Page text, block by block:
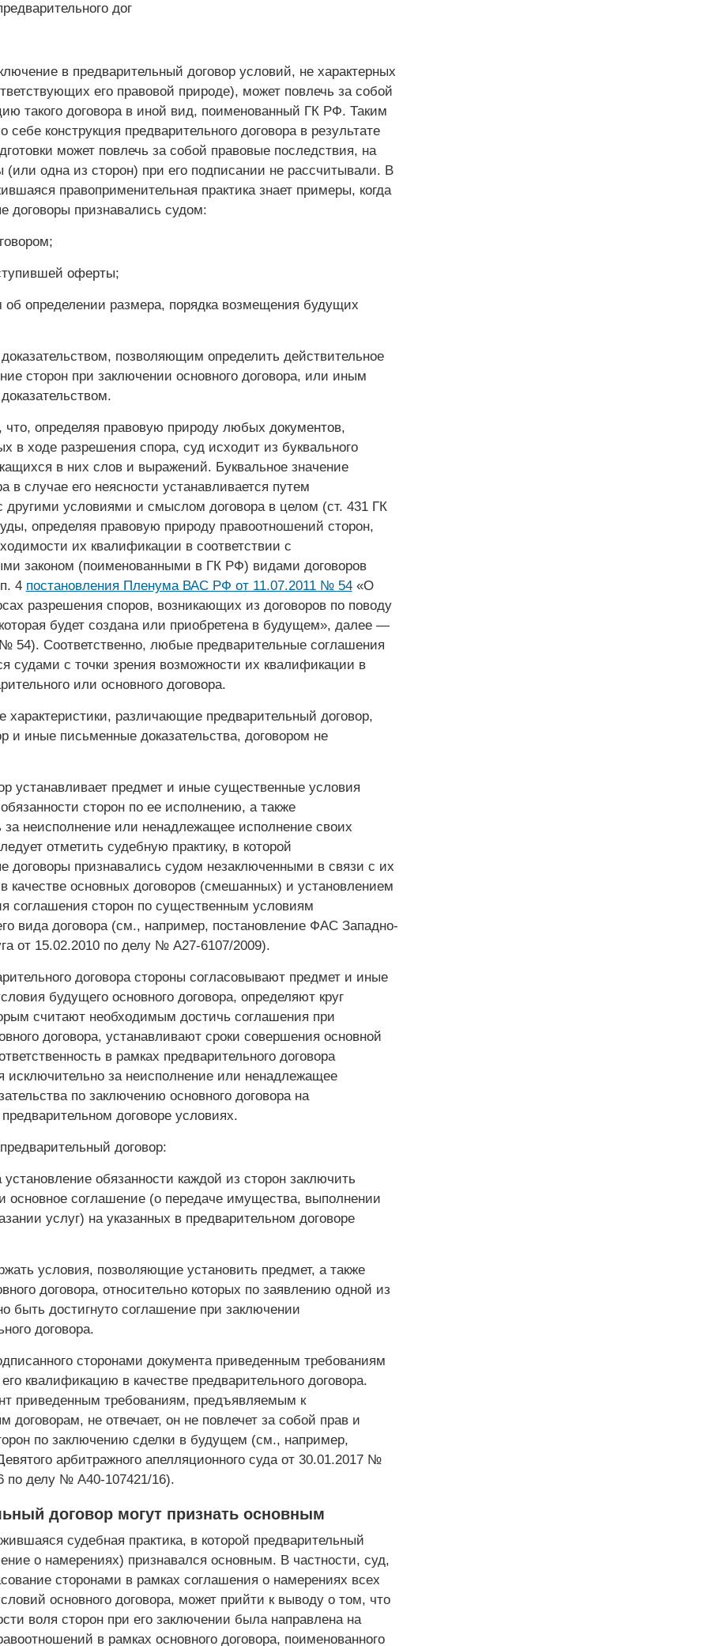
дог
в предварительный договор условий, не характерных
его правовой природе), может повлечь за собой
такого договора в иной вид, поименованный ГК РФ. Таким
себе конструкция предварительного договора в результате
может повлечь за собой правовые последствия, на
(или одна из сторон) при его подписании не рассчитывали. В
правоприменительная практика знает примеры, когда
договоры признавались судом:
оферты;
об определении размера, порядка возмещения будущих
позволяющим определить действительное
сторон при заключении основного договора, или иным
что, определяя правовую природу любых документов,
в ходе разрешения спора, суд исходит из буквального
в них слов и выражений. Буквальное значение
в случае его неясности устанавливается путем
другими условиями и смыслом договора в целом (ст. 431 ГК
определяя правовую природу правоотношений сторон,
их квалификации в соответствии с
законом (поименованными в ГК РФ) видами договоров
4 постановления Пленума ВАС РФ от 11.07.2011 № 54«О
разрешения споров, возникающих из договоров по поводу
будет создана или приобретена в будущем», далее —
54). Соответственно, любые предварительные соглашения
судами с точки зрения возможности их квалификации в
или основного договора.
характеристики, различающие предварительный договор,
и иные письменные доказательства, договором не
устанавливает предмет и иные существенные условия
сторон по ее исполнению, а также
за неисполнение или ненадлежащее исполнение своих
отметить судебную практику, в которой
договоры признавались судом незаключенными в связи с их
качестве основных договоров (смешанных) и установлением
соглашения сторон по существенным условиям
вида договора (см., например, постановление ФАС Западно-
от 15.02.2010 по делу № А27-6107/2009).
договора стороны согласовывают предмет и иные
будущего основного договора, определяют круг
считают необходимым достичь соглашения при
договора, устанавливают сроки совершения основной
в рамках предварительного договора
исключительно за неисполнение или ненадлежащее
по заключению основного договора на
договоре условиях.
договор:
установление обязанности каждой из сторон заключить
основное соглашение (о передаче имущества, выполнении
услуг) на указанных в предварительном договоре
условия, позволяющие установить предмет, а также
договора, относительно которых по заявлению одной из
быть достигнуто соглашение при заключении
договора.
сторонами документа приведенным требованиям
квалификацию в качестве предварительного договора.
приведенным требованиям, предъявляемым к
договорам, не отвечает, он не повлечет за собой прав и
по заключению сделки в будущем (см., например,
арбитражного апелляционного суда от 30.01.2017 №
по делу № А40-107421/16).
договор могут признать основным
судебная практика, в которой предварительный
о намерениях) признавался основным. В частности, суд,
сторонами в рамках соглашения о намерениях всех
основного договора, может прийти к выводу о том, что
воля сторон при его заключении была направлена на
в рамках основного договора, поименованного